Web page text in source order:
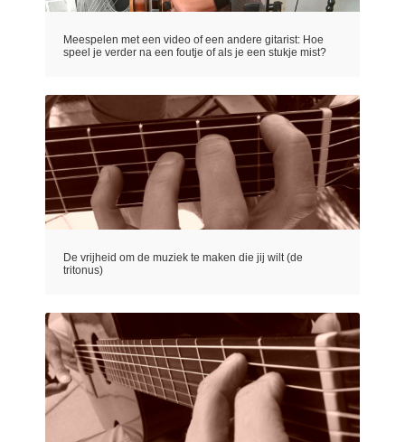
Meespelen met een video of een andere gitarist: Hoe
speel je verder na een foutje of als je een stukje mist?
De vrijheid om de muziek te maken die jij wilt (de
tritonus)